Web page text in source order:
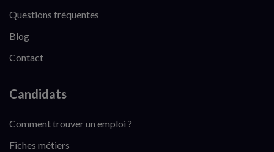
Questions fréquentes
Blog
Contact
Candidats
Comment trouver un emploi ?
Fiches métiers